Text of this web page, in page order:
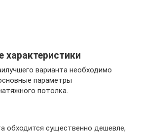
характеристики
варианта необходимо
параметры
потолка.
обходится существенно дешевле,